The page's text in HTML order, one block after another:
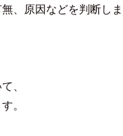
、原因などを判断しま
、
。